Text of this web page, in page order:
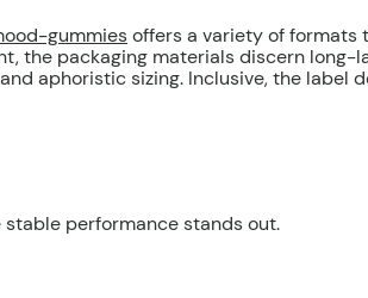
gummiesoffers a variety of formats
the packaging materials discern long-
aphoristic sizing. Inclusive, the
stable performance stands out.